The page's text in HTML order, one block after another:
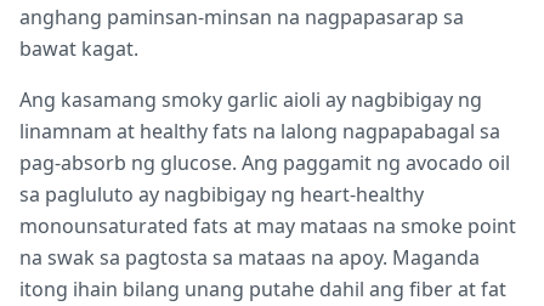
anghang paminsan-minsan na nagpapasarap sa
bawat kagat.
Ang kasamang smoky garlic aioli ay nagbibigay ng
linamnam at healthy fats na lalong nagpapabagal sa
pag-absorb ng glucose. Ang paggamit ng avocado oil
sa pagluluto ay nagbibigay ng heart-healthy
monounsaturated fats at may mataas na smoke point
na swak sa pagtosta sa mataas na apoy. Maganda
itong ihain bilang unang putahe dahil ang fiber at fat